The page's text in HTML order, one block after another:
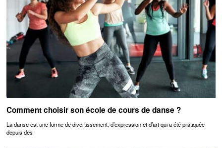
Comment choisir son école de cours de danse ?
La danse est une forme de divertissement, d’expression et d’art qui a été pratiquée
depuis des